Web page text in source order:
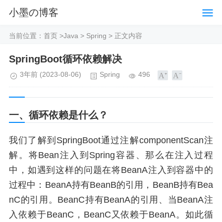
小墨の博客
当前位置： 首页 >Java > Spring > 正文内容
SpringBoot循环依赖解决
3年前 (2023-08-06) Spring 496
一、循环依赖是什么？
我们了解到SpringBoot通过注解componentScan注
解。将Bean注入到Spring容器、那么在注入过程
中，如遇到这样的问题在将BeanA注入到容器中的
过程中：BeanA持有BeanB的引用，BeanB持有Bea
nC的引用。BeanC持有BeanA的引用、当BeanA注
入依赖于BeanC，BeanC又依赖于BeanA。如此循